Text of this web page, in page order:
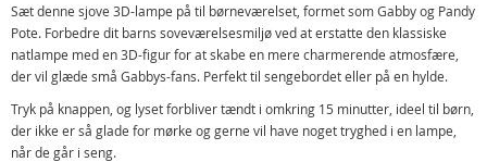
Sæt denne sjove 3D-lampe på til børneværelset, formet som Gabby og Pandy
Pote. Forbedre dit barns soveværelsesmiljø ved at erstatte den klassiske
natlampe med en 3D-figur for at skabe en mere charmerende atmosfære,
der vil glæde små Gabbys-fans. Perfekt til sengebordet eller på en hylde.
Tryk på knappen, og lyset forbliver tændt i omkring 15 minutter, ideel til børn,
der ikke er så glade for mørke og gerne vil have noget tryghed i en lampe,
når de går i seng.